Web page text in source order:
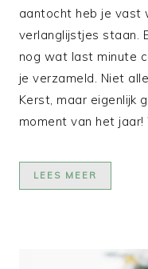
aantocht heb je vast
verlanglijstjes staan.
nog wat last minute
je verzameld. Niet
Kerst, maar eigenlijk
moment van het jaar!
LEES MEER